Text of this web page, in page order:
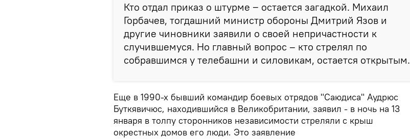
Кто отдал приказ о штурме ‒ остается загадкой. Михаил
Горбачев, тогдашний министр обороны Дмитрий Язов и
другие чиновники заявили о своей непричастности к
случившемуся. Но главный вопрос – кто стрелял по
собравшимся у телебашни и силовикам, остается открытым.
Еще в 1990-х бывший командир боевых отрядов "Саюдиса" Аудрюс
Буткявичюс, находившийся в Великобритании, заявил - в ночь на 13
января в толпу сторонников независимости стреляли с крыш
окрестных домов его люди. Это заявление